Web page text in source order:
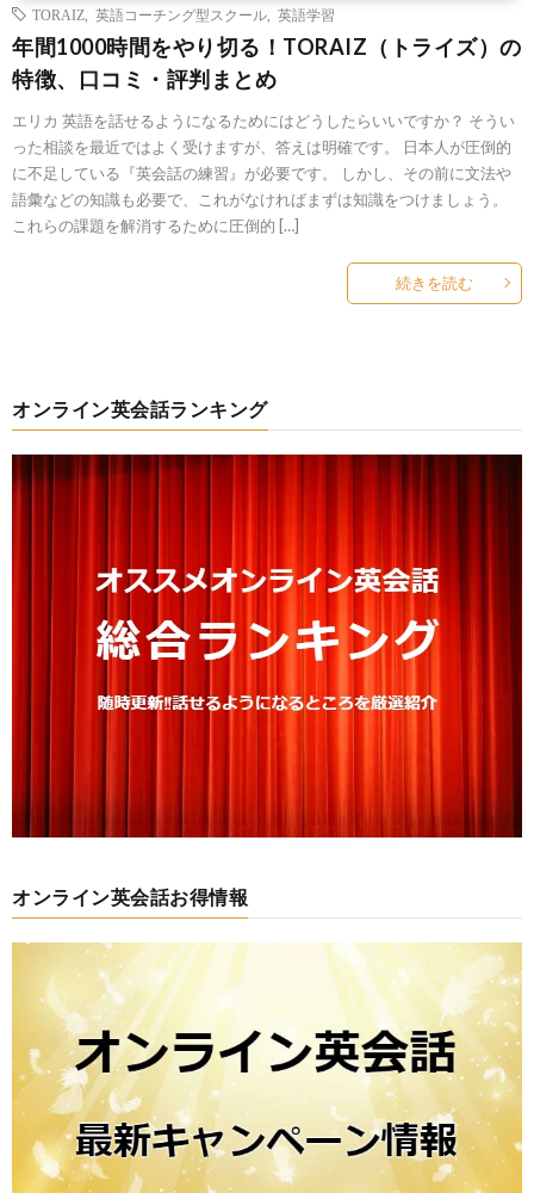
TORAIZ 英語コーチング型スクール 英語学習
年間1000時間をやり切る！TORAIZ（トライズ）の
特徴、口コミ・評判まとめ
エリカ 英語を話せるようになるためにはどうしたらいいですか？ そうい
った相談を最近ではよく受けますが、答えは明確です。 日本人が圧倒的
に不足している『英会話の練習』が必要です。 しかし、その前に文法や
語彙などの知識も必要で、これがなければまずは知識をつけましょう。
これらの課題を解消するために圧倒的 […]
続きを読む
オンライン英会話ランキング
オンライン英会話お得情報